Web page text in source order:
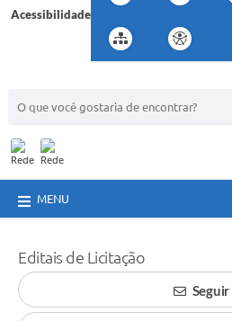
Acessibilidade
MENU
Editais de Licitação
Seguir